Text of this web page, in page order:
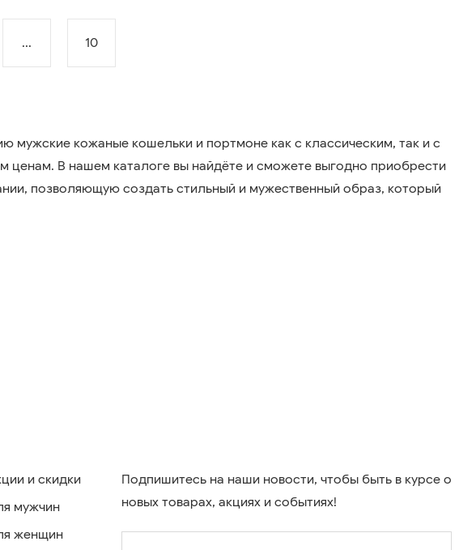
... 10
мужские кожаные кошельки и портмоне как с классическим, так и с
В нашем каталоге вы найдёте и сможете выгодно приобрести
позволяющую создать стильный и мужественный образ, который
и скидки
мужчин
женщин
Подпишитесь на наши новости, чтобы быть в курсе о
новых товарах, акциях и событиях!